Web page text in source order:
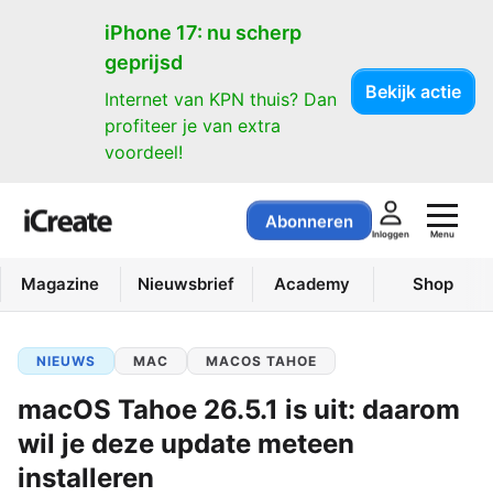
iPhone 17: nu scherp
geprijsd
Internet van KPN thuis? Dan
profiteer je van extra
voordeel!
Bekijk actie
Abonneren
Inloggen Menu
Magazine Nieuwsbrief Academy Shop
NIEUWS MAC MACOS TAHOE
macOS Tahoe 26.5.1 is uit: daarom
wil je deze update meteen
installeren